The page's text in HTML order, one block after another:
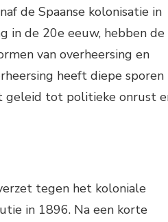
de Spaanse kolonisatie in
in de 20e eeuw, hebben de
van overheersing en
heeft diepe sporen
geleid tot politieke onrust
tegen het koloniale
in 1896. Na een korte